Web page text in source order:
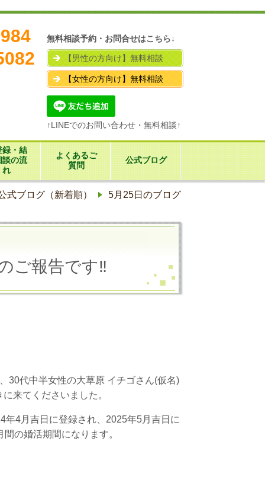
無料相談予約・お問合せはこちら↓
【男性の方向け】無料相談
【女性の方向け】無料相談
↑LINEでのお問い合わせ・無料相談↑
録・結
談の流
れ
よくあるご
質問
公式ブログ
式ブログ（新着順） 5月25日のブログ
ご報告です‼
30代中半女性の大草原 イチゴさん(仮名)
来てくださいました。
年4月吉日に登録され、2025年5月吉日に
の婚活期間になります。